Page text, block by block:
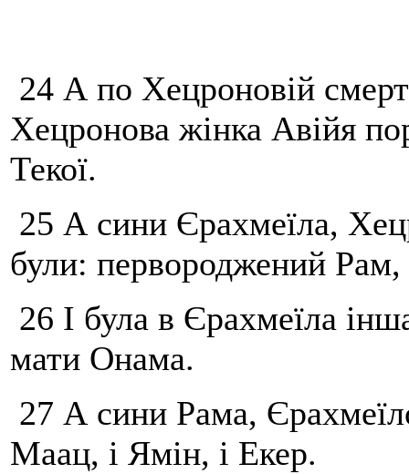
24 А по Хецроновій
Хецронова жінка Авійя
Текої.
25 А сини Єрахмеїла,
були: первороджений
26 І була в Єрахмеїла
мати Онама.
27 А сини Рама,
Маац, і Ямін, і Екер.